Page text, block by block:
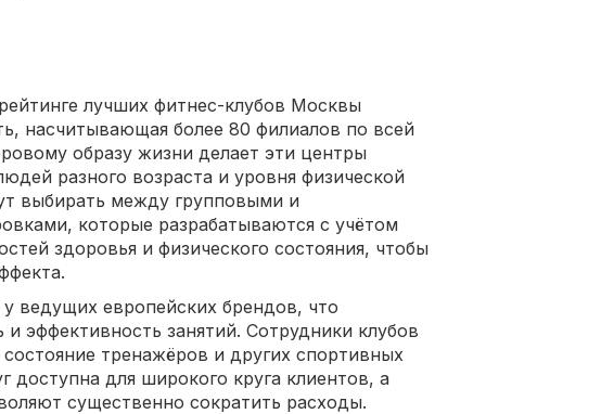
лучших фитнес-клубов Москвы
насчитывающая более 80 филиалов по всей
образу жизни делает эти центры
разного возраста и уровня физической
выбирать между групповыми и
которые разрабатываются с учётом
здоровья и физического состояния, чтобы
ведущих европейских брендов, что
и эффективность занятий. Сотрудники клубов
тренажёров и других спортивных
доступна для широкого круга клиентов, а
существенно сократить расходы.